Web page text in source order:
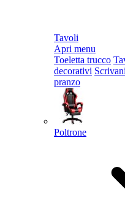
Tavoli
Apri menu
Toeletta trucco
decorativi
pranzo
Poltrone